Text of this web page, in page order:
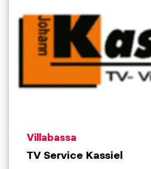
aria.poi_location_prefix
Villabassa
TV Service Kassiel